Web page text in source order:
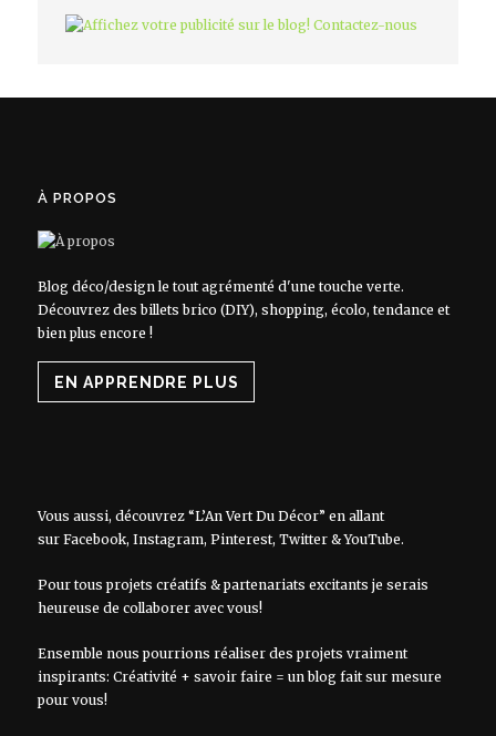
À PROPOS
Blog déco/design le tout agrémenté d'une touche verte.
Découvrez des billets brico (DIY), shopping, écolo, tendance et
bien plus encore !
EN APPRENDRE PLUS
Vous aussi, découvrez “L’An Vert Du Décor” en allant
sur Facebook, Instagram, Pinterest, Twitter&YouTube.
Pour tous projets créatifs & partenariats excitants je serais
heureuse de collaborer avec vous!
Ensemble nous pourrions réaliser des projets vraiment
inspirants: Créativité + savoir faire = un blog fait sur mesure
pour vous!